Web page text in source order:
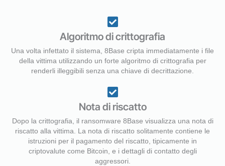
Algoritmo di crittografia
Una volta infettato il sistema, 8Base cripta immediatamente i file
della vittima utilizzando un forte algoritmo di crittografia per
renderli illeggibili senza una chiave di decrittazione.
Nota di riscatto
Dopo la crittografia, il ransomware 8Base visualizza una nota di
riscatto alla vittima. La nota di riscatto solitamente contiene le
istruzioni per il pagamento del riscatto, tipicamente in
criptovalute come Bitcoin, e i dettagli di contatto degli
aggressori.